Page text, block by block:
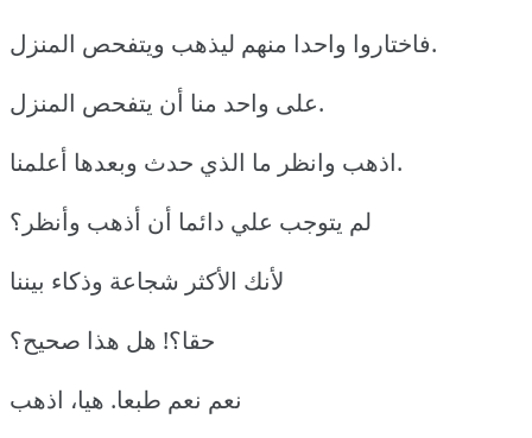
فاختاروا واحدا منهم ليذهب ويتفحص المنزل.
على واحد منا أن يتفحص المنزل.
اذهب وانظر ما الذي حدث وبعدها أعلمنا.
لم يتوجب علي دائما أن أذهب وأنظر؟
لأنك الأكثر شجاعة وذكاء بيننا
حقا؟! هل هذا صحيح؟
نعم نعم طبعا. هيا، اذهب